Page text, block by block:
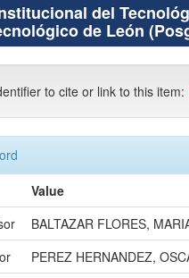
del
de León
to cite or link to this item:
Value
BALTAZAR FLORES,
PEREZ HERNANDEZ,